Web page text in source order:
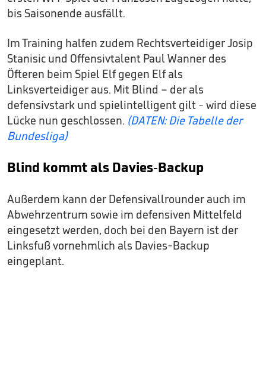
bis Saisonende ausfällt.
Im Training halfen zudem Rechtsverteidiger Josip
Stanisic und Offensivtalent Paul Wanner des
Öfteren beim Spiel Elf gegen Elf als
Linksverteidiger aus. Mit Blind – der als
defensivstark und spielintelligent gilt - wird diese
Lücke nun geschlossen. (DATEN: Die Tabelle der
Bundesliga)
Blind kommt als Davies-Backup
Außerdem kann der Defensivallrounder auch im
Abwehrzentrum sowie im defensiven Mittelfeld
eingesetzt werden, doch bei den Bayern ist der
Linksfuß vornehmlich als Davies-Backup
eingeplant.